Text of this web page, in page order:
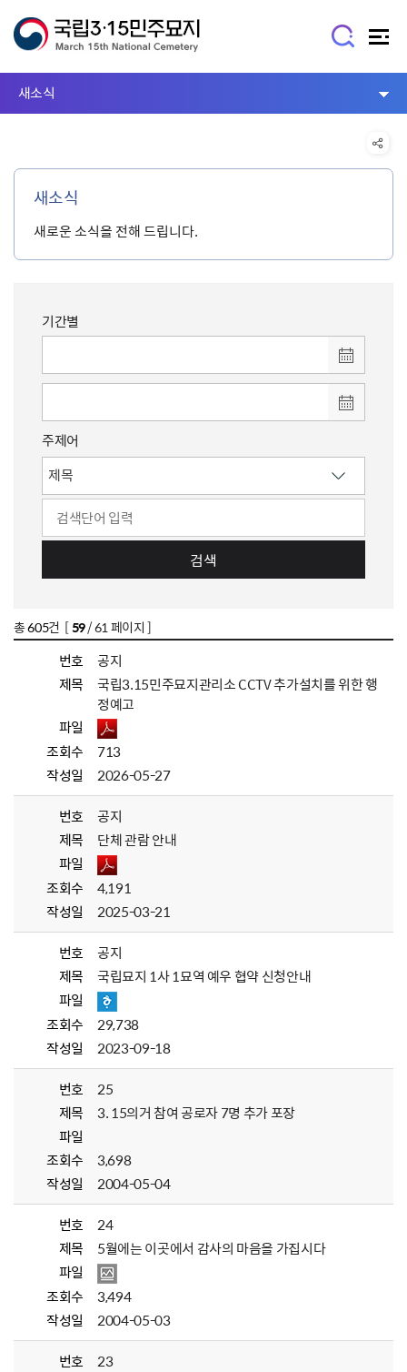
새소식
새소식
새로운 소식을 전해 드립니다.
기간별
주제어
검색
총605건 [59/ 61 페이지 ]
번호
공지
제목
국립3.15민주묘지관리소 CCTV 추가설치를 위한 행
정예고
파일
조회수
713
작성일
2026-05-27
번호
공지
제목
단체 관람 안내
파일
조회수
4,191
작성일
2025-03-21
번호
공지
제목
국립묘지 1사 1묘역 예우 협약 신청안내
파일
조회수
29,738
작성일
2023-09-18
번호
25
제목
3. 15의거 참여 공로자 7명 추가 포장
파일
조회수
3,698
작성일
2004-05-04
번호
24
제목
5월에는 이곳에서 감사의 마음을 가집시다
파일
조회수
3,494
작성일
2004-05-03
번호
23